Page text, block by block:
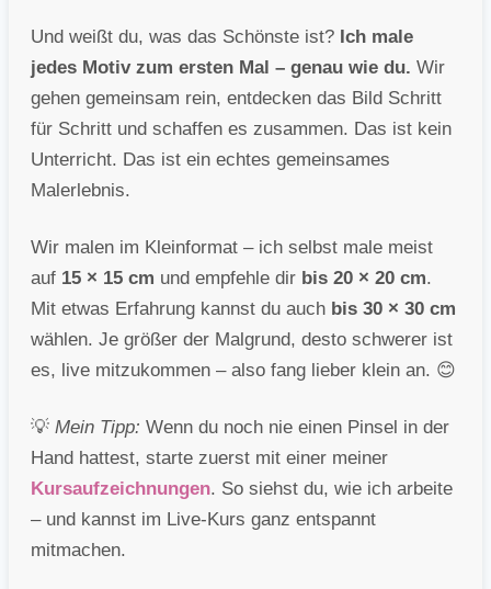
Und weißt du, was das Schönste ist? Ich male
jedes Motiv zum ersten Mal – genau wie du. Wir
gehen gemeinsam rein, entdecken das Bild Schritt
für Schritt und schaffen es zusammen. Das ist kein
Unterricht. Das ist ein echtes gemeinsames
Malerlebnis.
Wir malen im Kleinformat – ich selbst male meist
auf 15 × 15 cm und empfehle dir bis 20 × 20 cm.
Mit etwas Erfahrung kannst du auch bis 30 × 30 cm
wählen. Je größer der Malgrund, desto schwerer ist
es, live mitzukommen – also fang lieber klein an. 😊
💡 Mein Tipp: Wenn du noch nie einen Pinsel in der
Hand hattest, starte zuerst mit einer meiner
Kursaufzeichnungen. So siehst du, wie ich arbeite
– und kannst im Live-Kurs ganz entspannt
mitmachen.